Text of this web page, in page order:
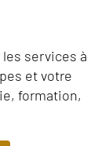
services à
et votre
formation,